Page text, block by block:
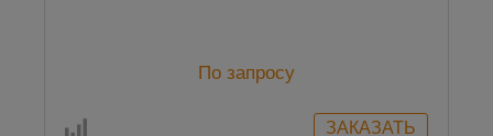
По запросу